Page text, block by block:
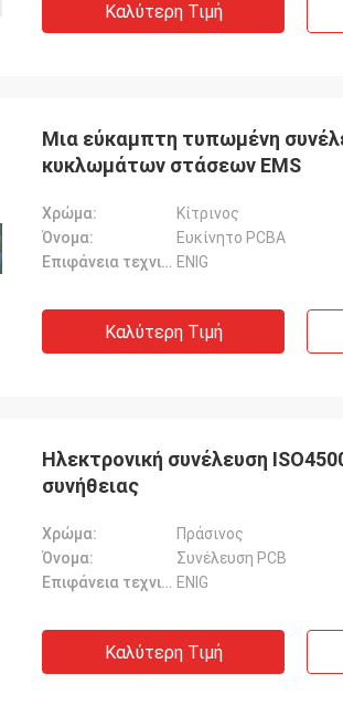
Καλύτερη Τιμή
Μια εύκαμπτη τυπωμένη
κυκλωμάτων στάσεων EMS
Χρώμα:
Κίτρινος
Όνομα:
Ευκίνητο PCBA
Επιφάνεια τεχνική: ENIG
Καλύτερη Τιμή
Ηλεκτρονική συνέλευση
συνήθειας
Χρώμα:
Πράσινος
Όνομα:
Συνέλευση PCB
Επιφάνεια τεχνική: ENIG
Καλύτερη Τιμή